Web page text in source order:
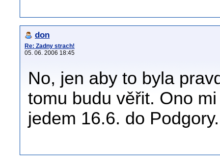
don
Re: Zadny strach!
05. 06. 2006 18:45
No, jen aby to byla
tomu budu věřit. Ono
jedem 16.6. do